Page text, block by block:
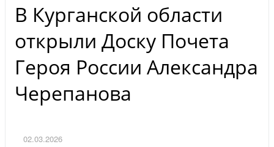
В Курганской области
открыли Доску Почета
Героя России Александра
Черепанова
02.03.2026